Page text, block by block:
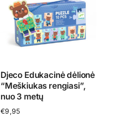
Djeco Edukacinė dėlionė
“Meškiukas rengiasi”,
nuo 3 metų
€9,95